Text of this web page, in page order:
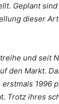
Geplant
dieser
und seit
den Markt.
1996
Trotz ihres